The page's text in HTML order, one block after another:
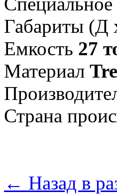
Габариты
Емкость 27
Материал
Страна
← Назад в